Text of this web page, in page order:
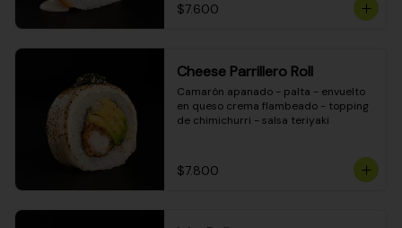
$7.600
Cheese Parrillero Roll
Camarón apanado - palta - envuelto
en queso crema flambeado - topping
de chimichurri - salsa teriyaki
$7.800